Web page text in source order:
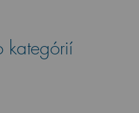
kategórií